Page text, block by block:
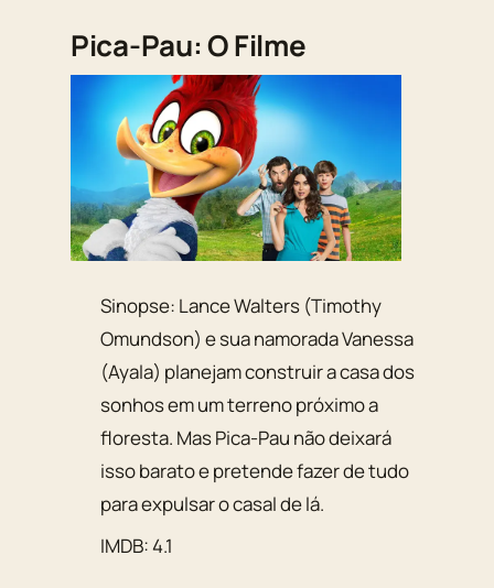
Pica-Pau: O Filme
Sinopse: Lance Walters (Timothy
Omundson) e sua namorada Vanessa
(Ayala) planejam construir a casa dos
sonhos em um terreno próximo a
floresta. Mas Pica-Pau não deixará
isso barato e pretende fazer de tudo
para expulsar o casal de lá.
IMDB: 4.1